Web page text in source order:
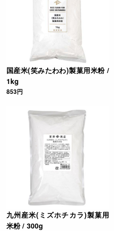
国産米(笑みたわわ)製菓用米粉 /
1kg
853円
九州産米(ミズホチカラ)製菓用
米粉 / 300g